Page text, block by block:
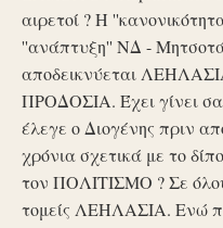
αιρετοί ? Η
''ανάπτυξη'' ΝΔ -
αποδεικνύεται
ΠΡΟΔΟΣΙΑ. Έχει γίνει
έλεγε ο Διογένης πριν
χρόνια σχετικά με το
τον ΠΟΛΙΤΙΣΜΟ ? Σε
τομείς ΛΕΗΛΑΣΙΑ. Ενώ